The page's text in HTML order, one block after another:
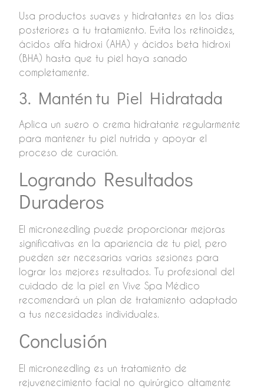
Usa productos suaves y hidratantes en los días
posteriores a tu tratamiento. Evita los retinoides,
ácidos alfa hidroxi (AHA) y ácidos beta hidroxi
(BHA) hasta que tu piel haya sanado
completamente.
3. Mantén tu Piel Hidratada
Aplica un suero o crema hidratante regularmente
para mantener tu piel nutrida y apoyar el
proceso de curación.
Logrando Resultados
Duraderos
El microneedling puede proporcionar mejoras
significativas en la apariencia de tu piel, pero
pueden ser necesarias varias sesiones para
lograr los mejores resultados. Tu profesional del
cuidado de la piel en Vive Spa Médico
recomendará un plan de tratamiento adaptado
a tus necesidades individuales.
Conclusión
El microneedling es un tratamiento de
rejuvenecimiento facial no quirúrgico altamente